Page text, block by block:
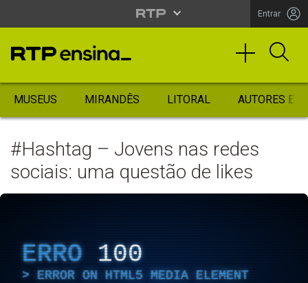
Entrar
MUSEUS MIRANDÊS LITORAL AUTORES
#Hashtag – Jovens nas redes
sociais: uma questão de likes
ERRO 100
ERROR ON HTML5 MEDIA ELEMENT